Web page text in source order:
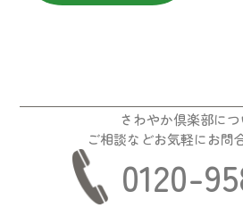
さわやか倶楽部に
ご相談などお気軽にお問
0120-